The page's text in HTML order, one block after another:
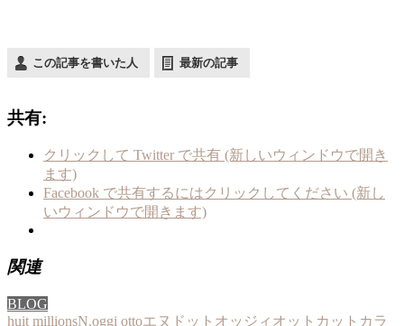
この記事を書いた人 最新の記事
共有:
クリックして Twitter で共有 (新しいウィンドウで開き
ます)
Facebook で共有するにはクリックしてください (新し
いウィンドウで開きます)
関連
BLOG
huit millionsN.oggi ottoエヌドット オッジィオット カットカラ